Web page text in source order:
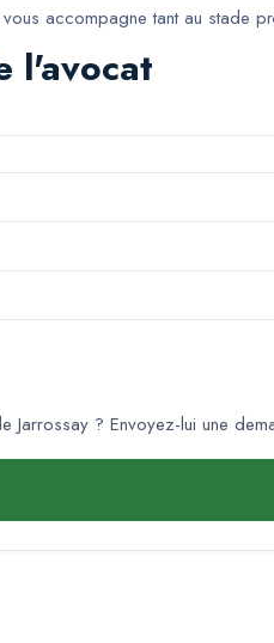
accompagne tant au stade
l'avocat
Jarrossay ? Envoyez-lui une